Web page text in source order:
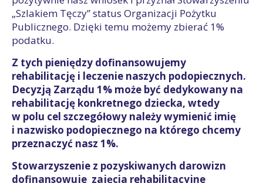
„Szlakiem Tęczy” status Organizacji Pożytku
Publicznego. Dzięki temu możemy zbierać 1%
podatku.
Z tych pieniędzy dofinansowujemy
rehabilitację i leczenie naszych podopiecznych.
Decyzją Zarządu 1% może być dedykowany na
rehabilitację konkretnego dziecka, wtedy
w polu cel szczegółowy należy wymienić imię
i nazwisko podopiecznego na którego chcemy
przeznaczyć nasz 1%.
Stowarzyszenie z pozyskiwanych darowizn
dofinansowuje zajęcia rehabilitacyjne